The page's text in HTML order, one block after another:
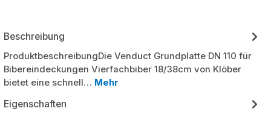
Beschreibung
ProduktbeschreibungDie Venduct Grundplatte DN 110 für
Bibereindeckungen Vierfachbiber 18/38cm von Klöber
bietet eine schnell… Mehr
Eigenschaften